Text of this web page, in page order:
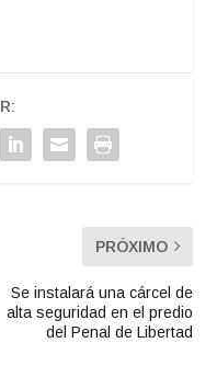
PRÓXIMO
Se instalará una cárcel de
alta seguridad en el predio
del Penal de Libertad